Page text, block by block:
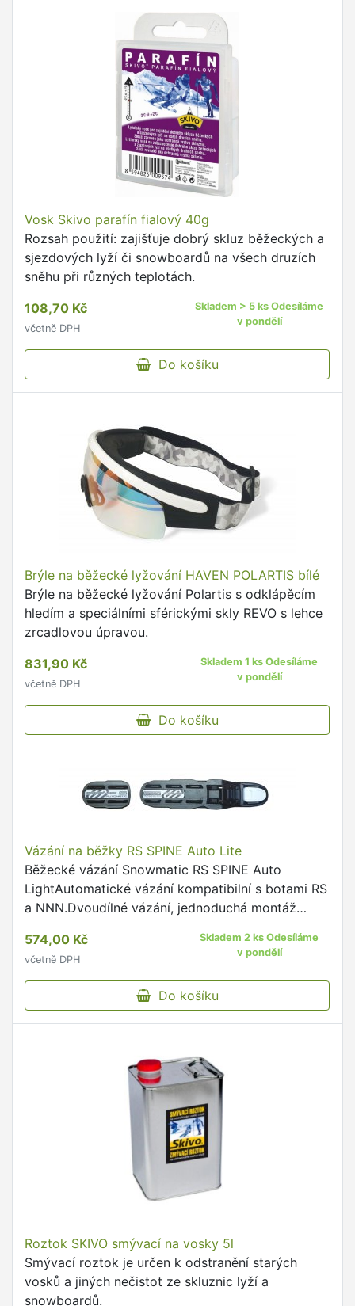
Vosk Skivo parafín fialový 40g
Rozsah použití: zajišťuje dobrý skluz běžeckých a
sjezdových lyží či snowboardů na všech druzích
sněhu při různých teplotách.
108,70 Kč
včetně DPH
Skladem > 5 ks Odesíláme
v pondělí
Do košíku
Brýle na běžecké lyžování HAVEN POLARTIS bílé
Brýle na běžecké lyžování Polartis s odklápěcím
hledím a speciálními sférickými skly REVO s lehce
zrcadlovou úpravou.
831,90 Kč
včetně DPH
Skladem 1 ks Odesíláme
v pondělí
Do košíku
Vázání na běžky RS SPINE Auto Lite
Běžecké vázání Snowmatic RS SPINE Auto
LightAutomatické vázání kompatibilní s botami RS
a NNN.Dvoudílné vázání, jednoduchá montáž
velikosti bot.
574,00 Kč
včetně DPH
Skladem 2 ks Odesíláme
v pondělí
Do košíku
Roztok SKIVO smývací na vosky 5l
Smývací roztok je určen k odstranění starých
vosků a jiných nečistot ze skluznic lyží a
snowboardů.